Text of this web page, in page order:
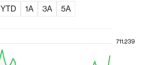
YTD 1A 3A 5A
711.239